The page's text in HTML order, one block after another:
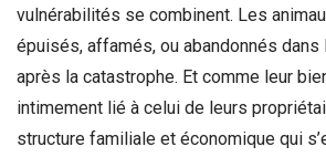
vulnérabilités se combinent. Les
épuisés, affamés, ou abandonnés
après la catastrophe. Et comme leur
intimement lié à celui de leurs
structure familiale et économique qui